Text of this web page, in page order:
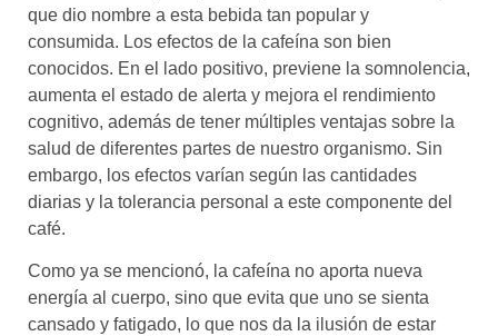
que dio nombre a esta bebida tan popular y
consumida. Los efectos de la cafeína son bien
conocidos. En el lado positivo, previene la somnolencia,
aumenta el estado de alerta y mejora el rendimiento
cognitivo, además de tener múltiples ventajas sobre la
salud de diferentes partes de nuestro organismo. Sin
embargo, los efectos varían según las cantidades
diarias y la tolerancia personal a este componente del
café.
Como ya se mencionó, la cafeína no aporta nueva
energía al cuerpo, sino que evita que uno se sienta
cansado y fatigado, lo que nos da la ilusión de estar